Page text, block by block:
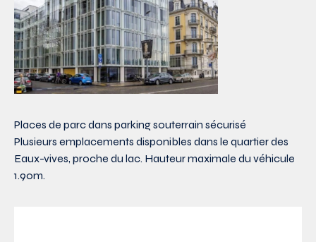
Places de parc dans parking souterrain sécurisé
Plusieurs emplacements disponibles dans le quartier des
Eaux-vives, proche du lac. Hauteur maximale du véhicule
1.90m.